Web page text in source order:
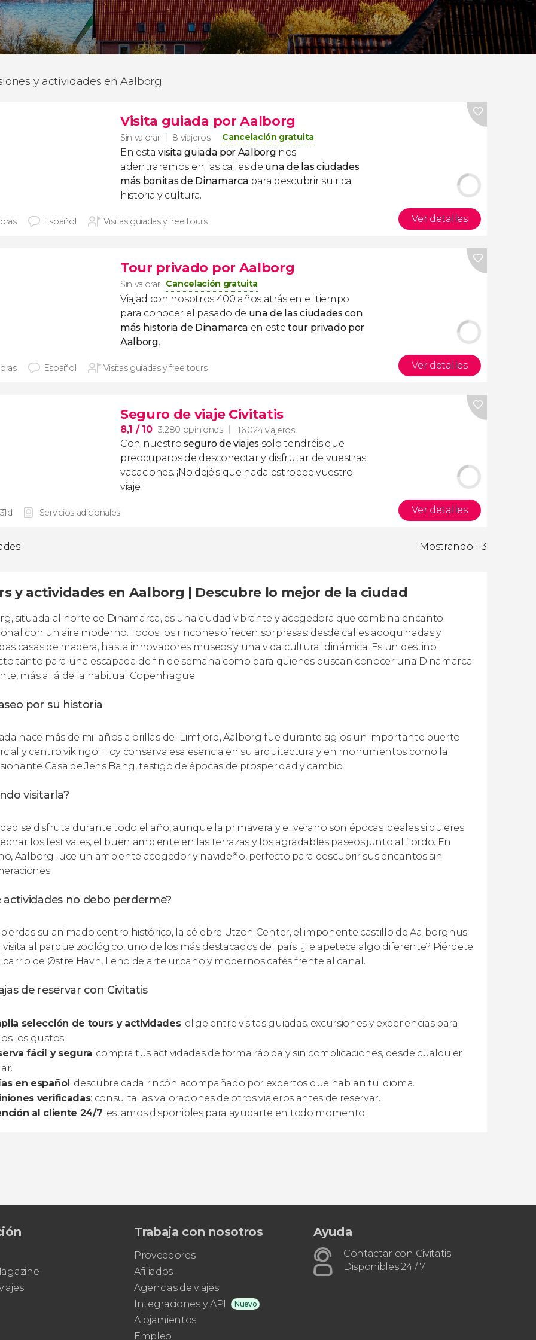
y actividades en Aalborg
Visita guiada por Aalborg
Sin valorar 8 viajeros Cancelación gratuita
En estavisita guiada por Aalborg nos
adentraremos en las calles de una de las ciudades
más bonitas de Dinamarca para descubrir su rica
historia y cultura.
Español Visitas guiadas y free tours Ver detalles
Tour privado por Aalborg
Sin valorar Cancelación gratuita
Viajad con nosotros 400 años atrás en el tiempo
para conocer el pasado de una de las ciudades con
más historia de Dinamarca en estetour privado por
Aalborg.
Español Visitas guiadas y free tours Ver detalles
Seguro de viaje Civitatis
8,1 / 10 3.280 opiniones 116.024 viajeros
Con nuestroseguro de viajes solo tendréis que
preocuparos de desconectar y disfrutar de vuestras
vacaciones. ¡No dejéis que nada estropee vuestro
viaje!
Servicios adicionales Ver detalles
Mostrando 1-3
y actividades en Aalborg | Descubre lo mejor de la ciudad
situada al norte de Dinamarca, es una ciudad vibrante y acogedora que combina encanto
con un aire moderno. Todos los rincones ofrecen sorpresas: desde calles adoquinadas y
casas de madera, hasta innovadores museos y una vida cultural dinámica. Es un destino
tanto para una escapada de fin de semana como para quienes buscan conocer una Dinamarca
más allá de la habitual Copenhague.
por su historia
hace más de mil años a orillas del Limfjord, Aalborg fue durante siglos un importante puerto
y centro vikingo. Hoy conserva esa esencia en su arquitectura y en monumentos como la
Casa de Jens Bang, testigo de épocas de prosperidad y cambio.
visitarla?
se disfruta durante todo el año, aunque la primavera y el verano son épocas ideales si quieres
los festivales, el buen ambiente en las terrazas y los agradables paseos junto al fiordo. En
Aalborg luce un ambiente acogedor y navideño, perfecto para descubrir sus encantos sin
actividades no debo perderme?
pierdas su animado centro histórico, la célebre Utzon Center, el imponente castillo de Aalborghus
al parque zoológico, uno de los más destacados del país. ¿Te apetece algo diferente? Piérdete
barrio de Østre Havn, lleno de arte urbano y modernos cafés frente al canal.
de reservar con Civitatis
selección de tours y actividades: elige entre visitas guiadas, excursiones y experiencias para
los gustos.
fácil y segura: compra tus actividades de forma rápida y sin complicaciones, desde cualquier
en español: descubre cada rincón acompañado por expertos que hablan tu idioma.
verificadas: consulta las valoraciones de otros viajeros antes de reservar.
al cliente 24/7: estamos disponibles para ayudarte en todo momento.
Trabaja con nosotros
Proveedores
Afiliados
Agencias de viajes
Integraciones y API
Nuevo
Alojamientos
Empleo
Ayuda
Contactar con Civitatis
Disponibles 24 / 7